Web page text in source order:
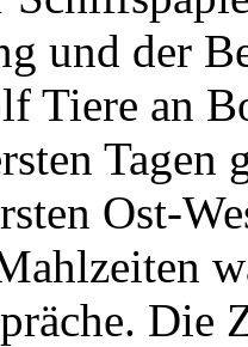
und der
Tiere an
Tagen
Ost-
Die